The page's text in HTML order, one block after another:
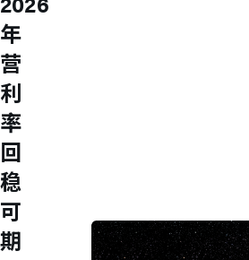
年
营
利
率
回
稳
可
期